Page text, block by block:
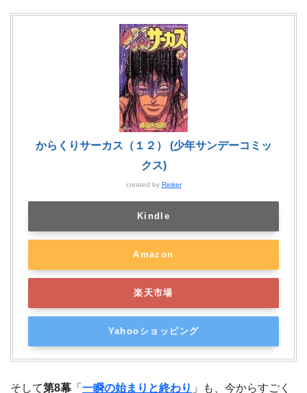
からくりサーカス（１２） (少年サンデーコミッ
クス)
created by Rinker
Kindle
Amazon
楽天市場
Yahooショッピング
そして第8幕 「 一瞬の始まりと終わり 」も、今からすごく